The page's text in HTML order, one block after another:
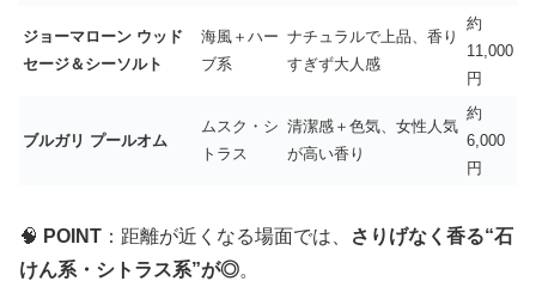
ジョーマローン ウッド
セージ＆シーソルト
海風＋ハー
ブ系
ナチュラルで上品、香り
すぎず大人感
約
11,000
円
ブルガリ プールオム
ムスク・シ
トラス
清潔感＋色気、女性人気
が高い香り
約
6,000
円
🧠 POINT ：距離が近くなる場面では、
さりげなく香る“石
けん系・シトラス系”が◎。